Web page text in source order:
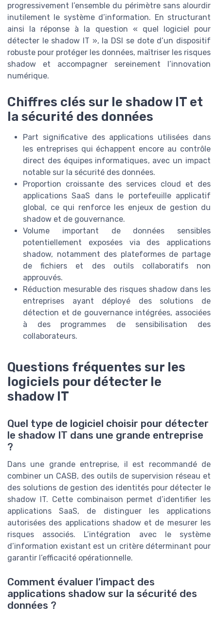
progressivement l’ensemble du périmètre sans alourdir
inutilement le système d’information. En structurant
ainsi la réponse à la question « quel logiciel pour
détecter le shadow IT », la DSI se dote d’un dispositif
robuste pour protéger les données, maîtriser les risques
shadow et accompagner sereinement l’innovation
numérique.
Chiffres clés sur le shadow IT et
la sécurité des données
Part significative des applications utilisées dans
les entreprises qui échappent encore au contrôle
direct des équipes informatiques, avec un impact
notable sur la sécurité des données.
Proportion croissante des services cloud et des
applications SaaS dans le portefeuille applicatif
global, ce qui renforce les enjeux de gestion du
shadow et de gouvernance.
Volume important de données sensibles
potentiellement exposées via des applications
shadow, notamment des plateformes de partage
de fichiers et des outils collaboratifs non
approuvés.
Réduction mesurable des risques shadow dans les
entreprises ayant déployé des solutions de
détection et de gouvernance intégrées, associées
à des programmes de sensibilisation des
collaborateurs.
Questions fréquentes sur les
logiciels pour détecter le
shadow IT
Quel type de logiciel choisir pour détecter
le shadow IT dans une grande entreprise
?
Dans une grande entreprise, il est recommandé de
combiner un CASB, des outils de supervision réseau et
des solutions de gestion des identités pour détecter le
shadow IT. Cette combinaison permet d’identifier les
applications SaaS, de distinguer les applications
autorisées des applications shadow et de mesurer les
risques associés. L’intégration avec le système
d’information existant est un critère déterminant pour
garantir l’efficacité opérationnelle.
Comment évaluer l’impact des
applications shadow sur la sécurité des
données ?